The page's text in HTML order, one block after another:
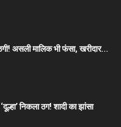
असली मालिक भी फंसा, खरीदार...
निकला ठग! शादी का झांसा